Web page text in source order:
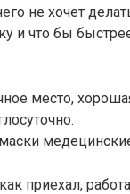
не хочет
и что бы
место,
приехал,